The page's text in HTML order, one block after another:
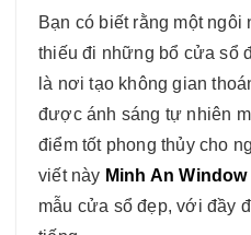
Bạn có biết rằng một ngôi
thiếu đi những bổ cửa sổ
là nơi tạo không gian
được ánh sáng tự nhiên
điểm tốt phong thủy cho
viết này Minh An Window
mẫu cửa sổ đẹp, với đầy